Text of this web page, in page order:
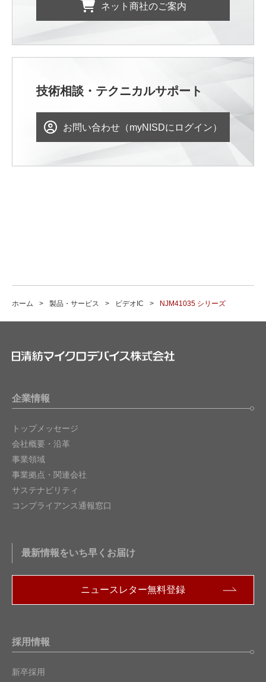
ネット商社のご案内
技術相談・テクニカルサポート
お問い合わせ（myNISDにログイン）
ホーム 製品・サービス ビデオIC NJM41035 シリーズ
企業情報
トップメッセージ
会社概要・沿革
事業領域
事業拠点・関連会社
サステナビリティ
コンプライアンス通報窓口
最新情報をいち早くお届け
ニュースレター無料登録
採用情報
新卒採用